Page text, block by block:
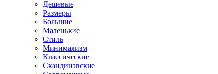
Дешевые
Размеры
Большие
Маленькие
Стиль
Минимализм
Классические
Скандинавские